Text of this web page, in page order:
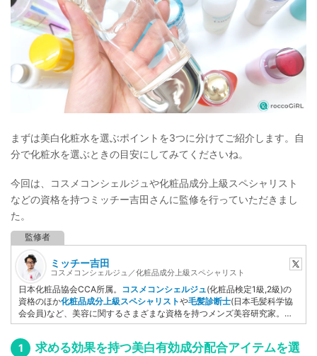
まずは美白化粧水を選ぶポイントを3つに分けてご紹介します。自
分で化粧水を選ぶときの目安にしてみてくださいね。
今回は、コスメコンシェルジュや化粧品成分上級スペシャリスト
などの資格を持つミッチー吉田さんに監修を行っていただきまし
た。
ミッチー吉田
コスメコンシェルジュ／化粧品成分上級スペシャリスト
日本化粧品協会CCA所属。 コスメコンシェルジュ(化粧品検定1級,2級)の
資格のほか化粧品成分上級スペシャリストや毛髪診断士(日本毛髪科学協
会会員)など、美容に関するさまざまな資格を持つメンズ美容研究家。妻
の肌トラブルをケアするために化粧品検定を取得後、美容ライターとして
自ら執筆するだけでなく記事監修など美容ジャンルを中心に活動してい
る。 YMAA（薬機法医療法認証）取得者。
求める効果を持つ美白有効成分配合アイテムを選